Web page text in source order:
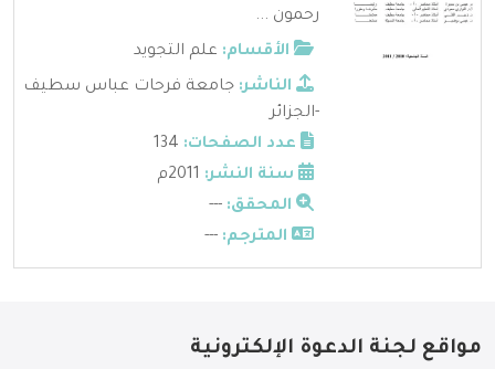
رحمون ...
الأقسام: علم التجويد
الناشر: جامعة فرحات عباس سطيف
-الجزائر
عدد الصفحات:
سنة النشر:
المحقق: ---
المترجم: ---
مواقع لجنة الدعوة الإلكترونية